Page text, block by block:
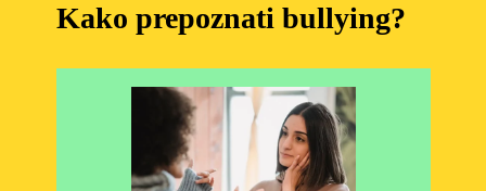
Kako prepoznati bullying?